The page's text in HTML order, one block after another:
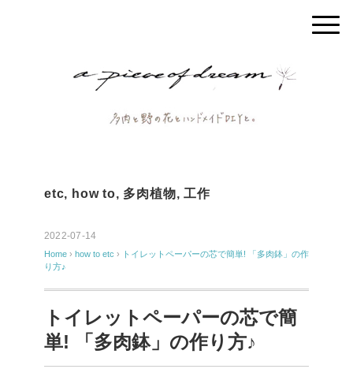
etc, how to, 多肉植物,工作
2022-07-14
Home › how to etc ›
トイレットペーパーの芯で簡単! 「多肉鉢」の作
り方♪
トイレットペーパーの芯で簡
単! 「多肉鉢」の作り方♪